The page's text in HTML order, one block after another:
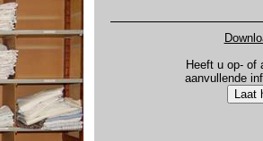
Heeft u op- of
aanvullende